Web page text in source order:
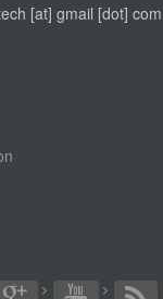
[at] gmail [dot] com